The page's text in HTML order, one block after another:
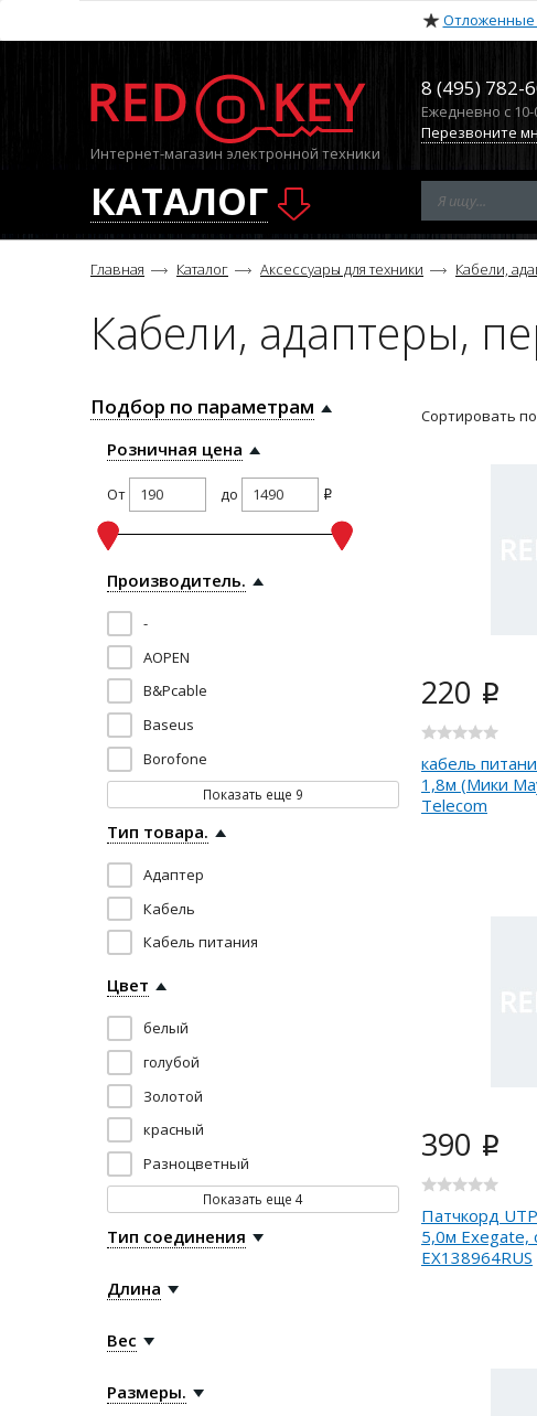
Интернет-магазин электронной техники
8 (495) 782-
Ежедневно с 10-
Перезвоните
КАТАЛОГ
Главная Каталог Аксессуары для техники Кабели,
Кабели, адаптеры,
Подбор по параметрам
Розничная цена
От до i
Производитель.
-
AOPEN
B&Pcable
Baseus
Borofone
Показать еще 9
Тип товара.
Адаптер
Кабель
Кабель питания
Цвет
белый
голубой
Золотой
красный
Разноцветный
Показать еще 4
Тип соединения
Длина
Вес
Размеры.
Сортировать
220 i
кабель
1,8м (Мики
Telecom
390 i
Патчкорд
5,0м Exegate,
EX138964RUS